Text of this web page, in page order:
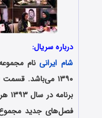
درباره سریال:
شام ایرانینام
فصل‌های جدید مجموع